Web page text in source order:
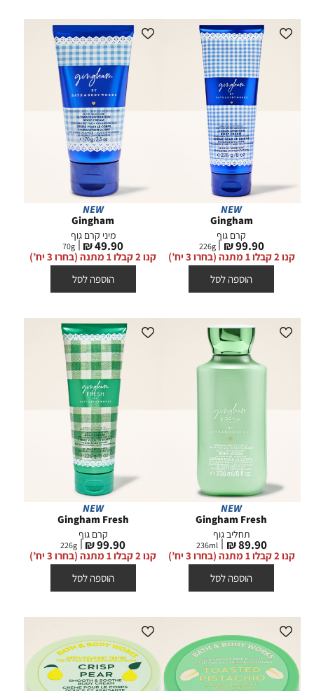
NEW
Gingham
קרם גוף
מחיר
מוצר
99.90 ₪
226g
קנו 2 קבלו 1 מתנה (בחרו 3 יח’)
הוספה לסל
NEW
Gingham
מיני קרם גוף
מחיר
מוצר
49.90 ₪
70g
קנו 2 קבלו 1 מתנה (בחרו 3 יח’)
הוספה לסל
NEW
Gingham Fresh
תחליב גוף
מחיר
מוצר
89.90 ₪
236ml
קנו 2 קבלו 1 מתנה (בחרו 3 יח’)
הוספה לסל
NEW
Gingham Fresh
קרם גוף
מחיר
מוצר
99.90 ₪
226g
קנו 2 קבלו 1 מתנה (בחרו 3 יח’)
הוספה לסל